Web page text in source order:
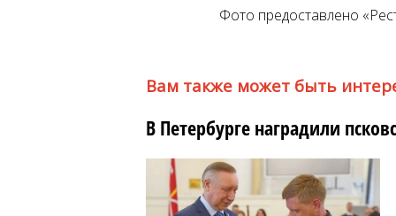
Фото предоставлено
Вам также может быть
В Петербурге наградили